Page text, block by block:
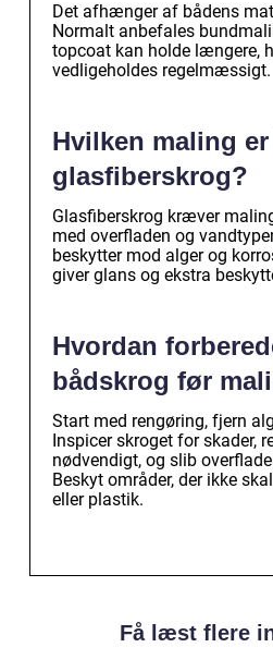
Det afhænger af bådens
Normalt anbefales
topcoat kan holde længere,
vedligeholdes regelmæssigt.
Hvilken maling
glasfiberskrog?
Glasfiberskrog kræver
med overfladen og
beskytter mod alger og
giver glans og ekstra
Hvordan
bådskrog før
Start med rengøring, fjern
Inspicer skroget for skader,
nødvendigt, og slib
Beskyt områder, der ikke
eller plastik.
Få læst flere